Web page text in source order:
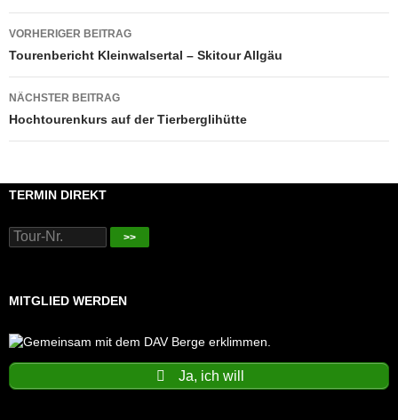
Beitragsnavigation
VORHERIGER BEITRAG
Tourenbericht Kleinwalsertal – Skitour Allgäu
NÄCHSTER BEITRAG
Hochtourenkurs auf der Tierberglihütte
TERMIN DIREKT
>>
MITGLIED WERDEN
Ja, ich will